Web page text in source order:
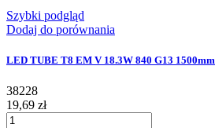
Szybki podgląd
Dodaj do porównania
LED TUBE T8 EM V 18.3W 840 G13 1500mm
38228
19,69 zł